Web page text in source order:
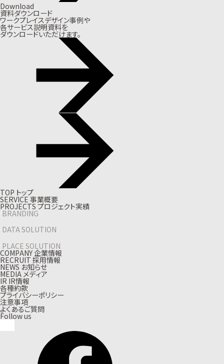
Download
資料ダウンロード
ワークプレイスデザイン事例や
各サービス説明資料を
ダウンロードいただけます。
TOP トップ
SERVICE 事業概要
PROJECTS プロジェクト実績
BRANDING
DATA SOLUTION
PLACE SOLUTION
COMPANY企業情報
RECRUIT 採用情報
NEWS お知らせ
MEDIA メディア
IR IR情報
各種約款
プライバシーポリシー
注意事項
よくあるご質問
Follow us